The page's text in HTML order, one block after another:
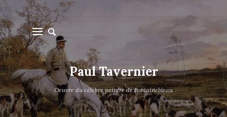
Paul Tavernier
Oeuvre du célèbre peintre de Fontainebleau